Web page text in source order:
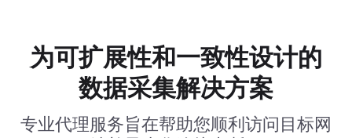
为可扩展性和一致性设计的
数据采集解决方案
专业代理服务旨在帮助您顺利访问目标网